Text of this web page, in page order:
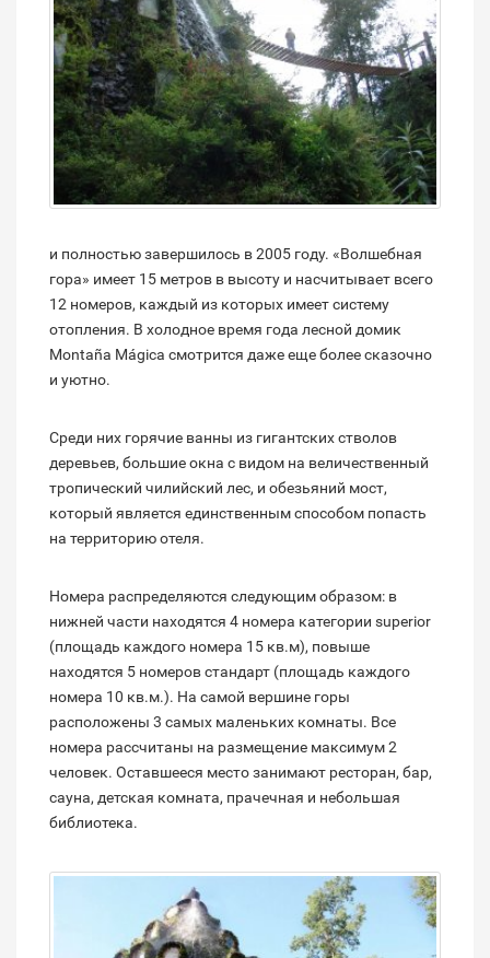
и полностью завершилось в 2005 году. «Волшебная
гора» имеет 15 метров в высоту и насчитывает всего
12 номеров, каждый из которых имеет систему
отопления. В холодное время года лесной домик
Montaña Mágica смотрится даже еще более сказочно
и уютно.
Среди них горячие ванны из гигантских стволов
деревьев, большие окна с видом на величественный
тропический чилийский лес, и обезьяний мост,
который является единственным способом попасть
на территорию отеля.
Номера распределяются следующим образом: в
нижней части находятся 4 номера категории superior
(площадь каждого номера 15 кв.м), повыше
находятся 5 номеров стандарт (площадь каждого
номера 10 кв.м.). На самой вершине горы
расположены 3 самых маленьких комнаты. Все
номера рассчитаны на размещение максимум 2
человек. Оставшееся место занимают ресторан, бар,
сауна, детская комната, прачечная и небольшая
библиотека.